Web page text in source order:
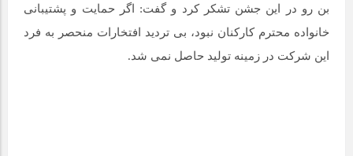
بن رو در این جشن تشکر کرد و گفت: اگر حمایت و پشتیبانی
خانواده محترم کارکنان نبود، بی تردید افتخارات منحصر به فرد
این شرکت در زمینه تولید حاصل نمی شد.